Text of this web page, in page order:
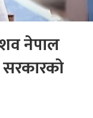
नेपाल